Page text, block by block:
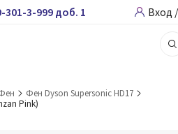
301-3-999 доб. 1 Вход
Фен Dyson Supersonic HD17
Pink)